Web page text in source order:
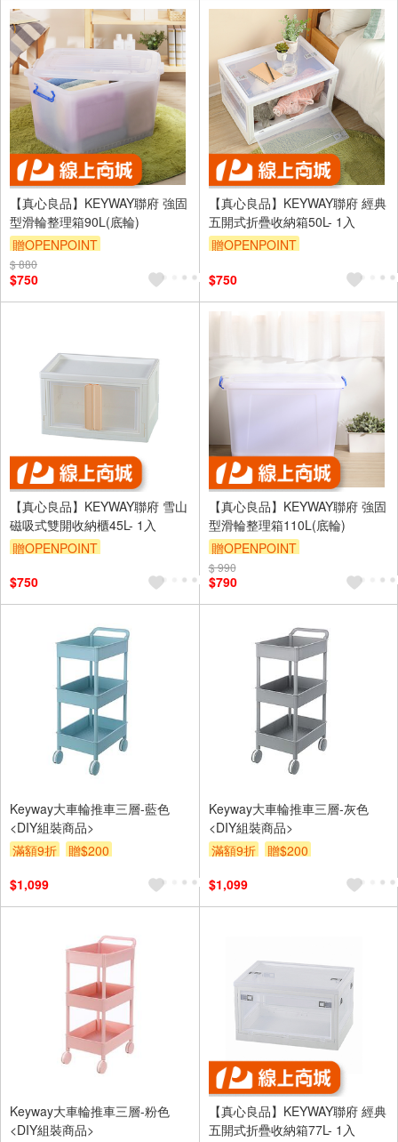
【真心良品】KEYWAY聯府 強固
型滑輪整理箱90L(底輪)
贈OPENPOINT
訂單滿1999享95折
$ 880
$750
【真心良品】KEYWAY聯府 經典
五開式折疊收納箱50L- 1入
贈OPENPOINT
$750
【真心良品】KEYWAY聯府 雪山
磁吸式雙開收納櫃45L- 1入
贈OPENPOINT
$750
【真心良品】KEYWAY聯府 強固
型滑輪整理箱110L(底輪)
贈OPENPOINT
訂單滿1999享95折
$ 990
$790
Keyway大車輪推車三層-藍色
<DIY組裝商品>
滿額9折
贈$200
$1,099
Keyway大車輪推車三層-灰色
<DIY組裝商品>
滿額9折
贈$200
$1,099
Keyway大車輪推車三層-粉色
<DIY組裝商品>
【真心良品】KEYWAY聯府 經典
五開式折疊收納箱77L- 1入